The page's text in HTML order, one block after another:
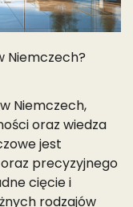
Niemczech?
Niemczech,
oraz wiedza
jest
precyzyjnego
cięcie i
rodzajów